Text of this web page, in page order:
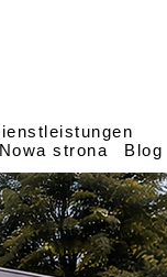
Nowa strona Blog